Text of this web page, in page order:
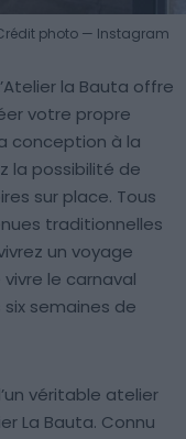
photo — Instagram
la Bauta offre
votre propre
conception à la
la possibilité de
sur place. Tous
traditionnelles
un voyage
le carnaval
semaines de
véritable atelier
La Bauta. Connu